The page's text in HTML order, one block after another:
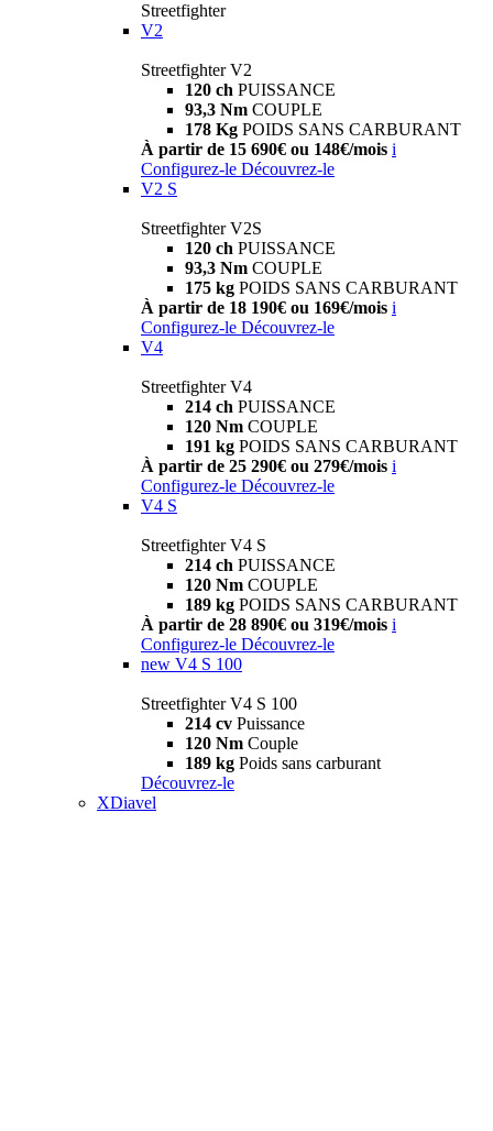
Streetfighter
V2
Streetfighter V2
120 ch PUISSANCE
93,3 Nm COUPLE
178 Kg POIDS SANS CARBURANT
À partir de 15 690€ ou 148€/mois i
Configurez-le Découvrez-le
V2 S
Streetfighter V2S
120 ch PUISSANCE
93,3 Nm COUPLE
175 kg POIDS SANS CARBURANT
À partir de 18 190€ ou 169€/mois i
Configurez-le Découvrez-le
V4
Streetfighter V4
214 ch PUISSANCE
120 Nm COUPLE
191 kg POIDS SANS CARBURANT
À partir de 25 290€ ou 279€/mois i
Configurez-le Découvrez-le
V4 S
Streetfighter V4 S
214 ch PUISSANCE
120 Nm COUPLE
189 kg POIDS SANS CARBURANT
À partir de 28 890€ ou 319€/mois i
Configurez-le Découvrez-le
new V4 S 100
Streetfighter V4 S 100
214 cv Puissance
120 Nm Couple
189 kg Poids sans carburant
Découvrez-le
XDiavel